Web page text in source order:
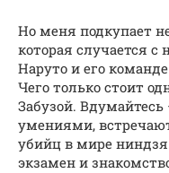
Но меня подкупает
которая случается
Наруто и его
Чего только стоит
Забузой.
умениями,
убийц в мире
экзамен и